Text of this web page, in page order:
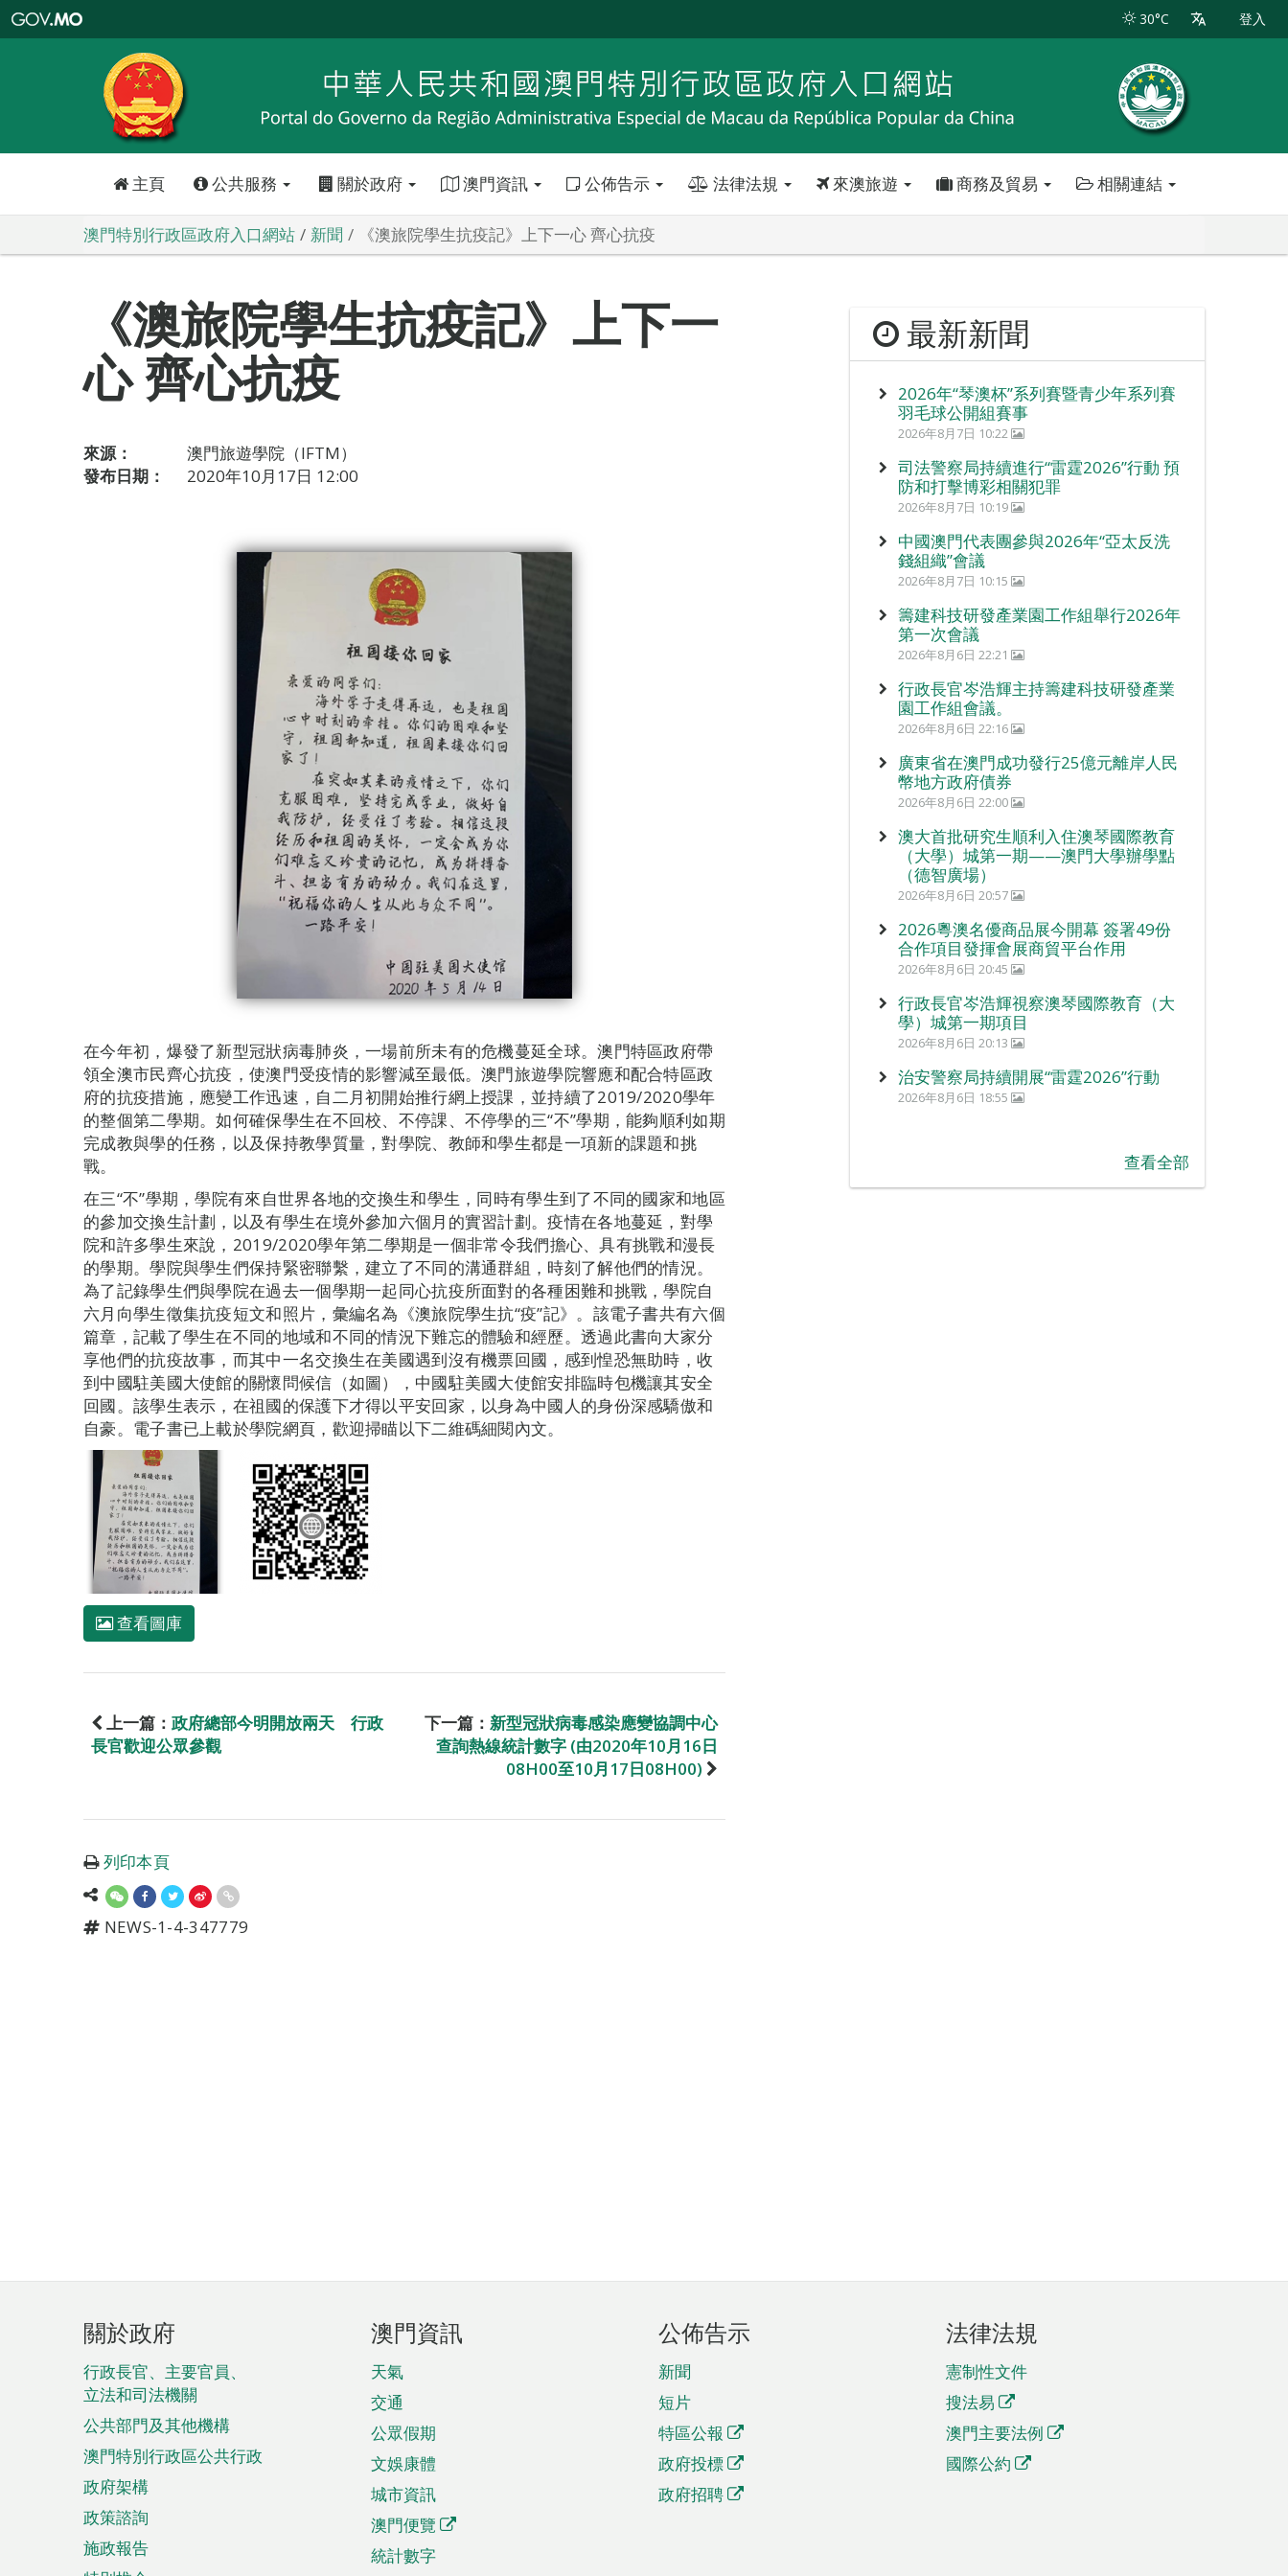
特
政
區
政
口
30°C 登入
主頁 公共服務 關於政府 澳門資訊 公佈告示 法律法規 來澳旅遊 商務及貿易 相關連結
澳門特別行政區政府入口網站 新聞 《澳旅院學生抗疫記》上下一心 齊心抗疫
《澳旅院學生抗疫記》上下一
心 齊心抗疫
來源：
澳門旅遊學院（IFTM）
發布日期：
2020年10月17日 12:00
在今年初，爆發了新型冠狀病毒肺炎，一場前所未有的危機蔓延全球。澳門特區政府帶
領全澳市民齊心抗疫，使澳門受疫情的影響減至最低。澳門旅遊學院響應和配合特區政
府的抗疫措施，應變工作迅速，自二月初開始推行網上授課，並持續了2019/2020學年
的整個第二學期。如何確保學生在不回校、不停課、不停學的三“不”學期，能夠順利如期
完成教與學的任務，以及保持教學質量，對學院、教師和學生都是一項新的課題和挑
戰。
在三“不”學期，學院有來自世界各地的交換生和學生，同時有學生到了不同的國家和地區
的參加交換生計劃，以及有學生在境外參加六個月的實習計劃。疫情在各地蔓延，對學
院和許多學生來說，2019/2020學年第二學期是一個非常令我們擔心、具有挑戰和漫長
的學期。學院與學生們保持緊密聯繫，建立了不同的溝通群組，時刻了解他們的情況。
為了記錄學生們與學院在過去一個學期一起同心抗疫所面對的各種困難和挑戰，學院自
六月向學生徵集抗疫短文和照片，彙編名為《澳旅院學生抗“疫”記》。該電子書共有六個
篇章，記載了學生在不同的地域和不同的情況下難忘的體驗和經歷。透過此書向大家分
享他們的抗疫故事，而其中一名交換生在美國遇到沒有機票回國，感到惶恐無助時，收
到中國駐美國大使館的關懷問候信（如圖），中國駐美國大使館安排臨時包機讓其安全
回國。該學生表示，在祖國的保護下才得以平安回家，以身為中國人的身份深感驕傲和
自豪。電子書已上載於學院網頁，歡迎掃瞄以下二維碼細閱內文。
查看圖庫
上一篇： 政府總部今明開放兩天 行政
長官歡迎公眾參觀
下一篇： 新型冠狀病毒感染應變協調中心
查詢熱線統計數字 (由2020年10月16日
08H00至10月17日08H00)
列印本頁
NEWS-1-4-347779
最新新聞
2026年“琴澳杯”系列賽暨青少年系列賽
羽毛球公開組賽事
2026年8月7日 10:22
司法警察局持續進行“雷霆2026”行動 預
防和打擊博彩相關犯罪
2026年8月7日 10:19
中國澳門代表團參與2026年“亞太反洗
錢組織”會議
2026年8月7日 10:15
籌建科技研發產業園工作組舉行2026年
第一次會議
2026年8月6日 22:21
行政長官岑浩輝主持籌建科技研發產業
園工作組會議。
2026年8月6日 22:16
廣東省在澳門成功發行25億元離岸人民
幣地方政府債券
2026年8月6日 22:00
澳大首批研究生順利入住澳琴國際教育
（大學）城第一期——澳門大學辦學點
（德智廣場）
2026年8月6日 20:57
2026粵澳名優商品展今開幕 簽署49份
合作項目發揮會展商貿平台作用
2026年8月6日 20:45
行政長官岑浩輝視察澳琴國際教育（大
學）城第一期項目
2026年8月6日 20:13
治安警察局持續開展“雷霆2026”行動
2026年8月6日 18:55
查看全部
頁
腳
菜
單
關於政府
行政長官、主要官員、
立法和司法機關
公共部門及其他機構
澳門特別行政區公共行政
政府架構
政策諮詢
施政報告
澳門資訊
天氣
交通
公眾假期
文娛康體
城市資訊
澳門便覽
統計數字
公佈告示
新聞
短片
特區公報
政府投標
政府招聘
法律法規
憲制性文件
搜法易
澳門主要法例
國際公約